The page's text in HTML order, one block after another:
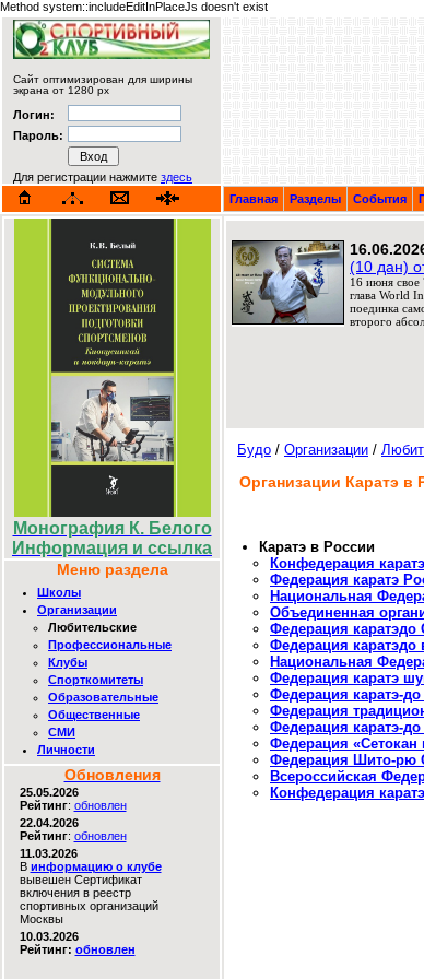
Method system::includeEditInPlaceJs doesn't exist
Сайт оптимизирован для ширины
экрана от 1280 px
Логин:
Пароль:
Для регистрации нажмите здесь
Главная Разделы События
Монография К. Белого
Информация и ссылка
Меню раздела
Школы
Организации
Любительские
Профессиональные
Клубы
Спорткомитеты
Образовательные
Общественные
СМИ
Личности
Обновления
25.05.2026
Рейтинг: обновлен
22.04.2026
Рейтинг: обновлен
11.03.2026
В информацию о клубе
вывешен Сертификат
включения в реестр
спортивных организаций
Москвы
10.03.2026
Рейтинг: обновлен
(10 дан)
16 июня свое
глава World
поединка
второго
Будо / Организации /
Организации Каратэ в
Каратэ в России
Конфедерация
Федерация каратэ
Национальная
Объединенная
Федерация
Федерация каратэдо
Национальная
Федерация каратэ
Федерация каратэ-
Федерация
Федерация каратэ-
Федерация «Сетокан
Федерация Шито-рю
Всероссийская
Конфедерация